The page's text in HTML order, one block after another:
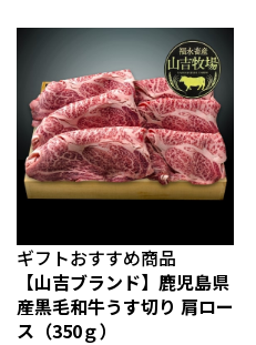
ギフトおすすめ商品
【山吉ブランド】鹿児島県
産黒毛和牛うす切り 肩ロー
ス（350ｇ）